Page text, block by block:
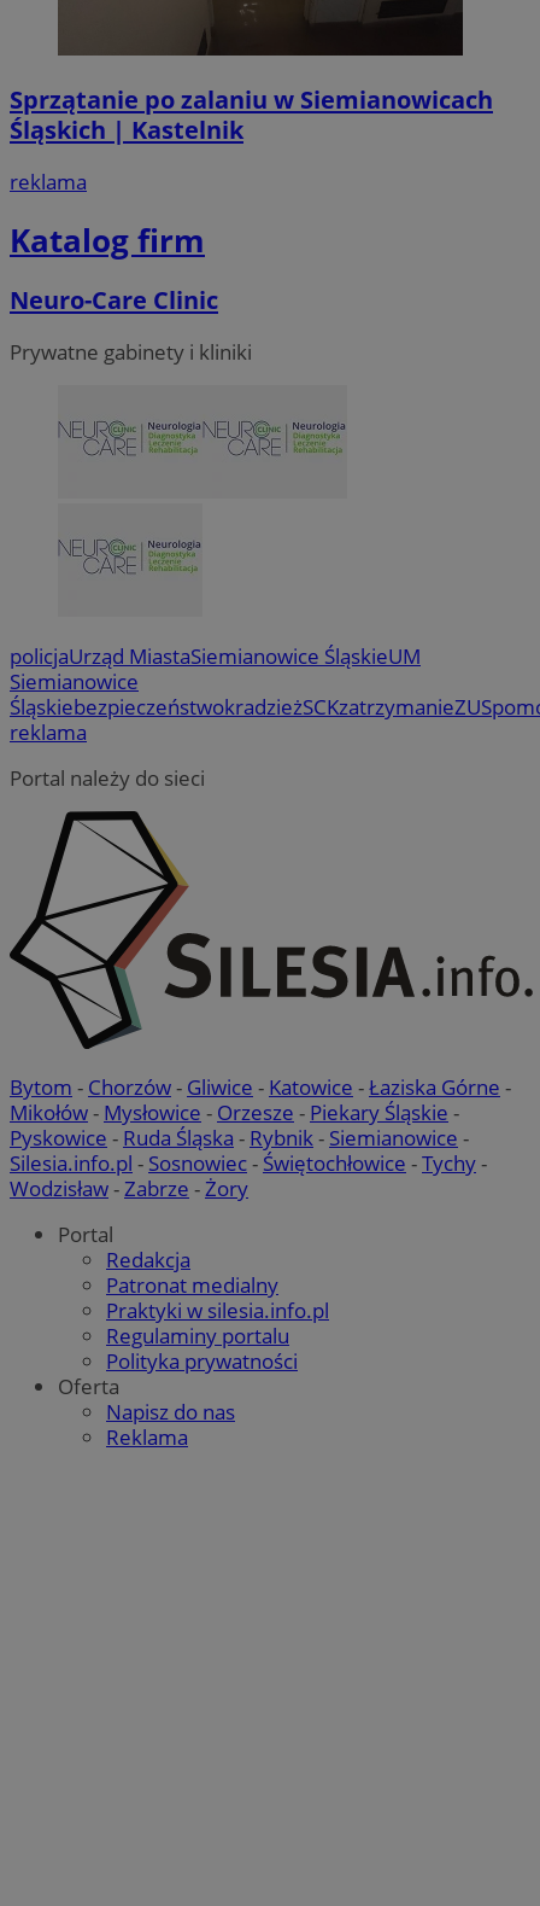
Sprzątanie po zalaniu w Siemianowicach
Śląskich | Kastelnik
reklama
Katalog firm
Neuro-Care Clinic
Prywatne gabinety i kliniki
policjaUrząd MiastaSiemianowice ŚląskieUM
Siemianowice
ŚląskiebezpieczeństwokradzieżSCKzatrzymanieZUS
reklama
Portal należy do sieci
Bytom - Chorzów- Gliwice - Katowice -Łaziska Górne -
Mikołów- Mysłowice - Orzesze - Piekary Śląskie -
Pyskowice - Ruda Śląska - Rybnik- Siemianowice -
Silesia.info.pl - Sosnowiec- Świętochłowice -Tychy-
Wodzisław-Zabrze -Żory
Portal
Redakcja
Patronat medialny
Praktyki w silesia.info.pl
Regulaminy portalu
Polityka prywatności
Oferta
Napisz do nas
Reklama